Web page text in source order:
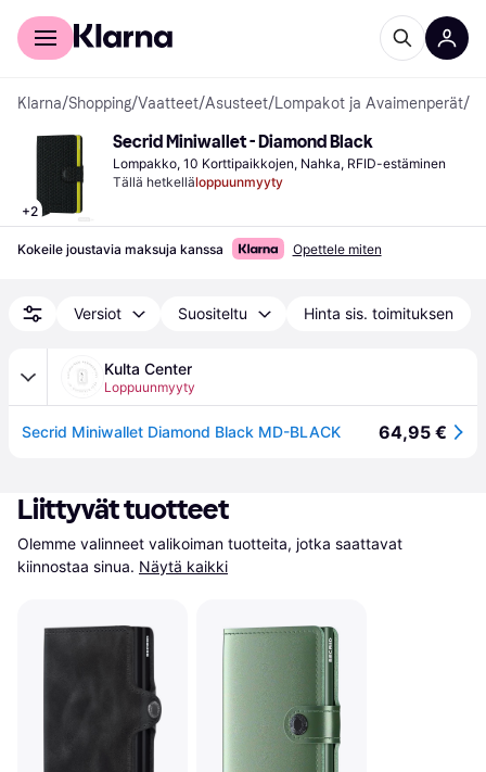
Kuluttajille
Klarna/Shopping/Vaatteet/Asusteet/Lompakot ja Avaimenperät/
+2
Secrid Miniwallet - Diamond Black
Lompakko, 10 Korttipaikkojen, Nahka, RFID-estäminen
Tällä hetkelläloppuunmyyty
Kokeile joustavia maksuja kanssa Opettele miten
Versiot Suositeltu Hinta sis. toimituksen
Kulta Center
Loppuunmyyty
Secrid Miniwallet Diamond Black MD-BLACK 64,95 €
Liittyvät tuotteet
Olemme valinneet valikoiman tuotteita, jotka saattavat
kiinnostaa sinua. Näytä kaikki